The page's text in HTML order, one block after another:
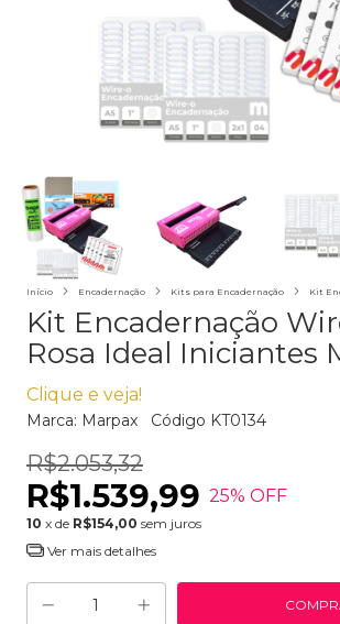
Início Encadernação Kits para Encadernação Kit
Kit Encadernação
Rosa Ideal Iniciantes
Clique e veja!
Marca: Marpax Código KT0134
R$2.053,32
R$1.539,99 25% OFF
10 x de R$154,00 sem juros
Ver mais detalhes